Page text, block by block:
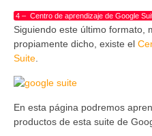
4 – Centro de aprendizaje de Google
Siguiendo este último formato,
propiamente dicho, existe el
Suite
En esta página podremos
productos de esta suite de